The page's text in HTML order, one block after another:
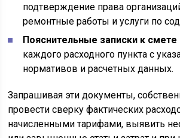
подтверждение права
ремонтные работы и услуги по
Пояснительные записки к смете
каждого расходного пункта с
нормативов и расчетных данных.
Запрашивая эти документы,
провести сверку фактических
начисленными тарифами, выявить